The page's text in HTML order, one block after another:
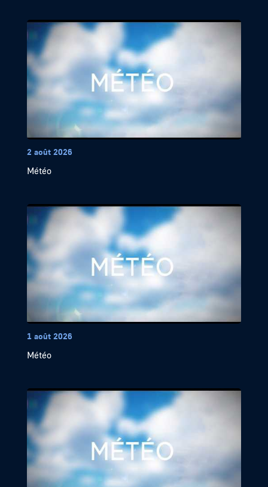
2 août 2026
Météo
1 août 2026
Météo